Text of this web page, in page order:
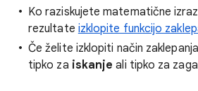
Ko raziskujete matematične
rezultate izklopite funkcijo
Če želite izklopiti način
tipko za iskanje ali tipko za